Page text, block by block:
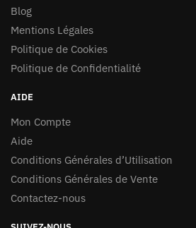
Blog
Mentions Légales
Politique de Cookies
Politique de Confidentialité
AIDE
Mon Compte
Aide
Conditions Générales d’Utilisation
Conditions Générales de Vente
Contactez-nous